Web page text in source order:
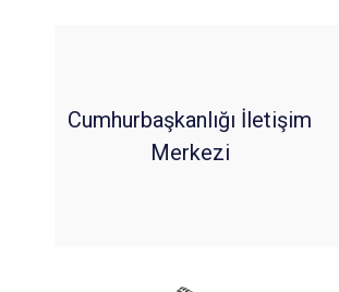
Cumhurbaşkanlığı İletişim
Merkezi